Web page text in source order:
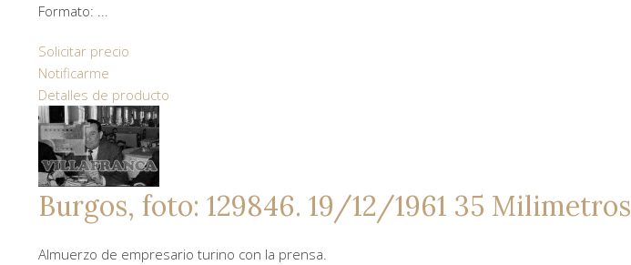
Formato: ...
Solicitar precio
Notificarme
Detalles de producto
Burgos, foto: 129846. 19/12/1961 35 Milimetros
Almuerzo de empresario turino con la prensa.